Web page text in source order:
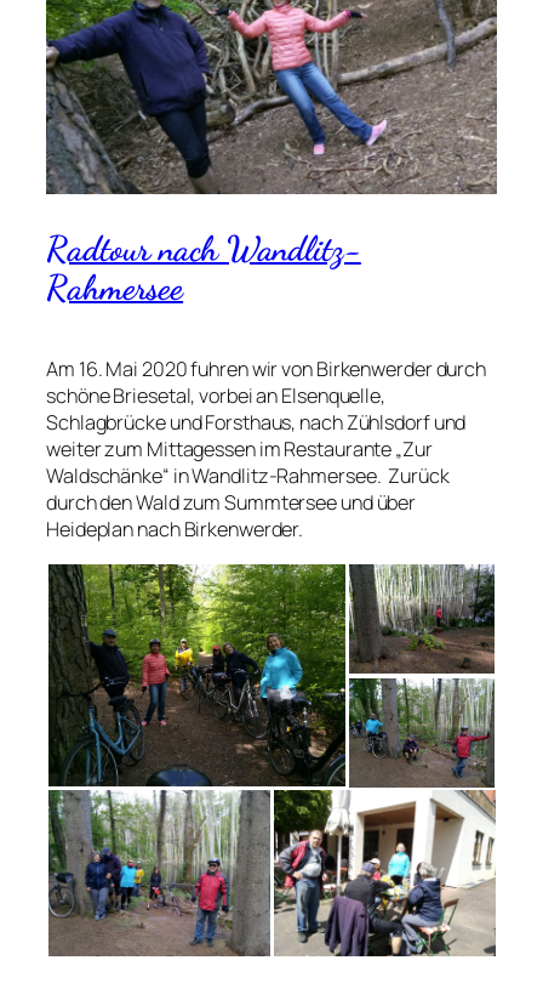
Radtour nach Wandlitz-
Rahmersee
Am 16. Mai 2020 fuhren wir von Birkenwerder durch
schöne Briesetal, vorbei an Elsenquelle,
Schlagbrücke und Forsthaus, nach Zühlsdorf und
weiter zum Mittagessen im Restaurante „Zur
Waldschänke“ in Wandlitz-Rahmersee. Zurück
durch den Wald zum Summtersee und über
Heideplan nach Birkenwerder.